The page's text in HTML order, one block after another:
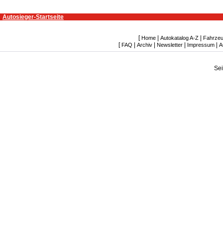
Autosieger-Startseite
[ Home Autokatalog A-Z
[ FAQ Archiv| Newsletter| Impressum|